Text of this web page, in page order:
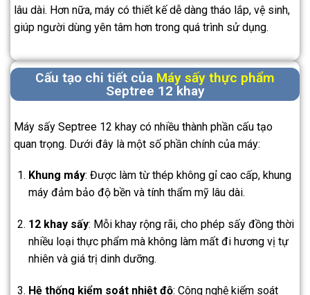
lâu dài. Hơn nữa, máy có thiết kế dễ dàng tháo lắp, vệ sinh,
giúp người dùng yên tâm hơn trong quá trình sử dụng.
Cấu tạo chi tiết của Máy sấy thực phẩm
Septree 12 khay
Máy sấy Septree 12 khay có nhiều thành phần cấu tạo
quan trọng. Dưới đây là một số phần chính của máy:
Khung máy: Được làm từ thép không gỉ cao cấp, khung
máy đảm bảo độ bền và tính thẩm mỹ lâu dài.
12 khay sấy: Mỗi khay rộng rãi, cho phép sấy đồng thời
nhiều loại thực phẩm mà không làm mất đi hương vị tự
nhiên và giá trị dinh dưỡng.
Hệ thống kiểm soát nhiệt độ: Công nghệ kiểm soát